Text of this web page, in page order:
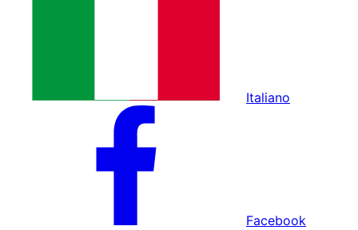
Italiano
Facebook